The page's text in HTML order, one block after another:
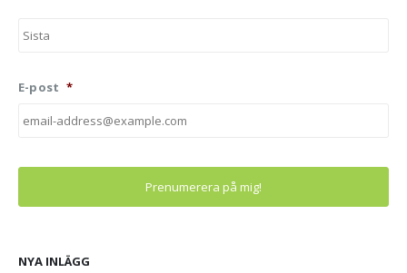
E-post *
NYA INLÄGG